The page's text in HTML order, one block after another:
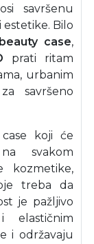
savršenu
Bilo
beauty case,
prati ritam
urbanim
savršeno
koji će
svakom
kozmetike,
treba da
je pažljivo
elastičnim
i održavaju